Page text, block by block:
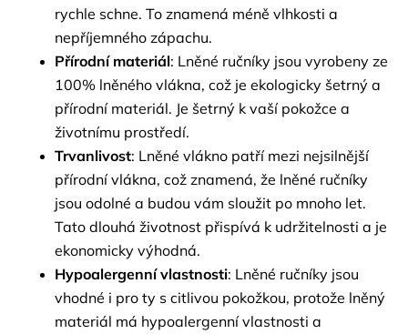
rychle schne. To znamená méně vlhkosti a
nepříjemného zápachu.
Přírodní materiál: Lněné ručníky jsou vyrobeny ze
100% lněného vlákna, což je ekologicky šetrný a
přírodní materiál. Je šetrný k vaší pokožce a
životnímu prostředí.
Trvanlivost: Lněné vlákno patří mezi nejsilnější
přírodní vlákna, což znamená, že lněné ručníky
jsou odolné a budou vám sloužit po mnoho let.
Tato dlouhá životnost přispívá k udržitelnosti a je
ekonomicky výhodná.
Hypoalergenní vlastnosti: Lněné ručníky jsou
vhodné i pro ty s citlivou pokožkou, protože lněný
materiál má hypoalergenní vlastnosti a